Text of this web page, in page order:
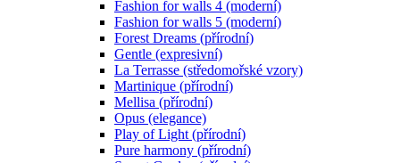
Fashion for walls 4 (moderní)
Fashion for walls 5 (moderní)
Forest Dreams (přírodní)
Gentle (expresivní)
La Terrasse (středomořské vzory)
Martinique (přírodní)
Mellisa (přírodní)
Opus (elegance)
Play of Light (přírodní)
Pure harmony (přírodní)